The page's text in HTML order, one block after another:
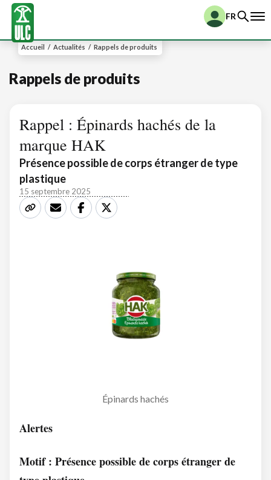
FR
Accueil / Actualités / Rappels de produits
Rappels de produits
Rappel : Épinards hachés de la
marque HAK
Présence possible de corps étranger de type
plastique
15 septembre 2025
Épinards hachés
Alertes
Motif : Présence possible de corps étranger de